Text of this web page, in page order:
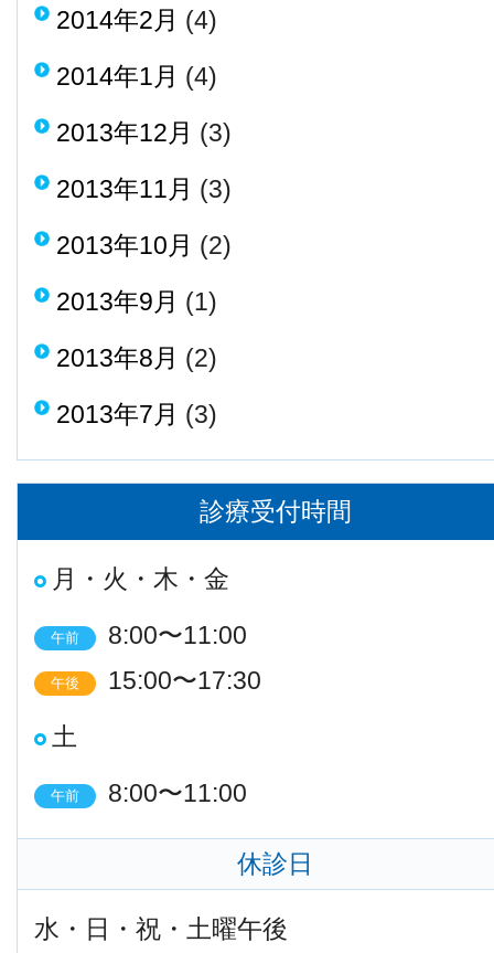
2014年2月 (4)
2014年1月 (4)
2013年12月 (3)
2013年11月 (3)
2013年10月 (2)
2013年9月 (1)
2013年8月 (2)
2013年7月 (3)
診療受付時間
月・火・木・金
午前 8:00〜11:00
午後
15:00〜17:30
土
午前 8:00〜11:00
休診日
水・日・祝・土曜午後